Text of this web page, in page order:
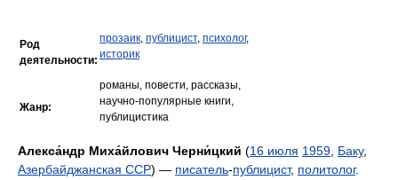
Род
деятельности:
прозаик, публицист, психолог,
историк
Жанр:
романы, повести, рассказы,
научно-популярные книги,
публицистика
Алекса́ндр Миха́йлович Черни́цкий (16 июля 1959 Баку,
Азербайджанская ССР) — писатель-публицист, политолог.